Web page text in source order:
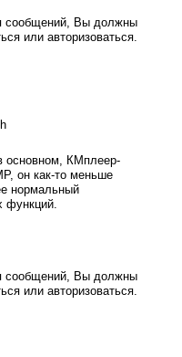
сообщений, Вы должны
или авторизоваться.
основном, КМплеер-
он как-то меньше
нормальный
функций.
сообщений, Вы должны
или авторизоваться.